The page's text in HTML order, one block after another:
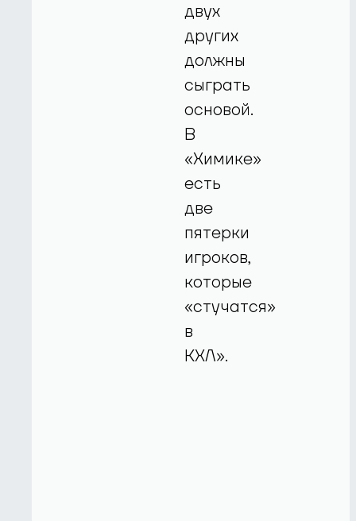
двух
других
должны
сыграть
основой.
В
«Химике»
есть
две
пятерки
игроков,
которые
«стучатся»
в
КХЛ».